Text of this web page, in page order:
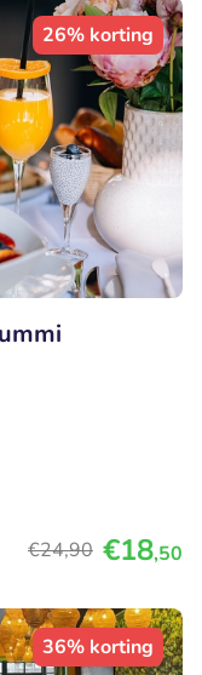
26% korting
€24,90 €18,50
36% korting